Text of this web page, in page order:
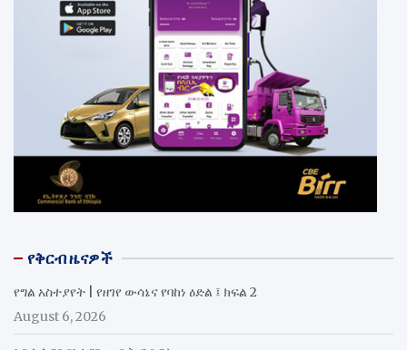
የቅርብ ዜናዎች
የግል አስተያየት | የዘገየ ውሳኔና የባከነ ዕድል ፤ ክፍል 2
August 6, 2026